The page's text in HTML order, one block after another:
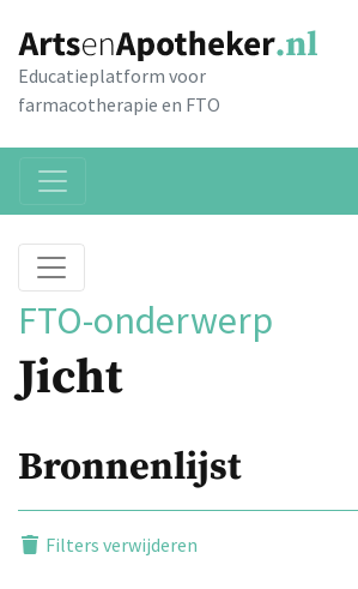
Educatieplatform voor
farmacotherapie en FTO
FTO-onderwerp
Jicht
Bronnenlijst
Filters verwijderen